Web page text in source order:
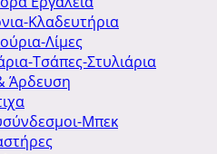
Κλαδευτήρια
Λίμες
Τσάπες-Στυλιάρια
Άρδευση
Μπεκ